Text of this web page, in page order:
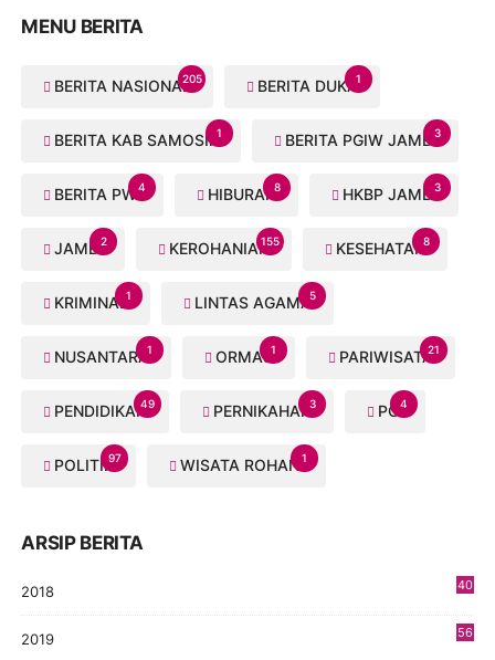
MENU BERITA
BERITA NASIONAL205 BERITA DUKA1
BERITA KAB SAMOSIR1 BERITA PGIW JAMBI3
BERITA PWI4 HIBURAN8 HKBP JAMBI3
JAMBI2 KEROHANIAN155 KESEHATAN8
KRIMINAL1 LINTAS AGAMA5
NUSANTARA1 ORMAS1 PARIWISATA21
PENDIDIKAN49 PERNIKAHAN3 PGI4
POLITIK97 WISATA ROHANI1
ARSIP BERITA
2018
40
2019
56